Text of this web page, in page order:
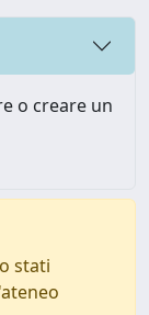
o creare un
stati